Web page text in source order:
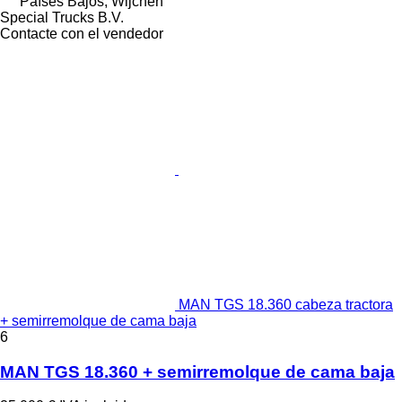
Special Trucks B.V.
Contacte con el vendedor
MAN TGS 18.360 cabeza tractora
+ semirremolque de cama baja
6
MAN TGS 18.360 + semirremolque de cama baja